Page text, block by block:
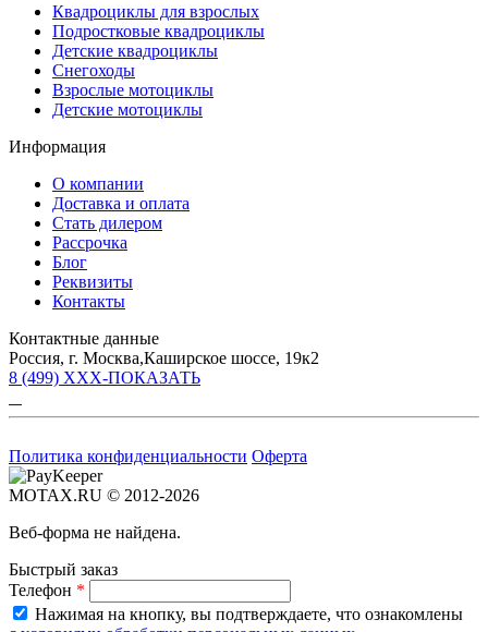
Квадроциклы для взрослых
Подростковые квадроциклы
Детские квадроциклы
Снегоходы
Взрослые мотоциклы
Детские мотоциклы
Информация
О компании
Доставка и оплата
Стать дилером
Рассрочка
Блог
Реквизиты
Контакты
Контактные данные
Россия, г. Москва,Каширское шоссе, 19к2
8 (499) XXX-ПОКАЗАТЬ
Политика конфиденциальности Оферта
MOTAX.RU © 2012-2026
Веб-форма не найдена.
Быстрый заказ
Телефон *
Нажимая на кнопку, вы подтверждаете, что ознакомлены